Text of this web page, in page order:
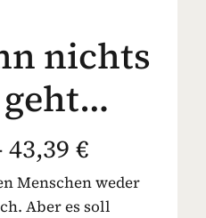
nichts
43,39 €
Menschen weder
Aber es soll